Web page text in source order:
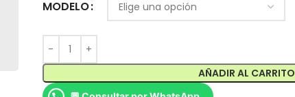
MODELO
AÑADIR AL CARRITO